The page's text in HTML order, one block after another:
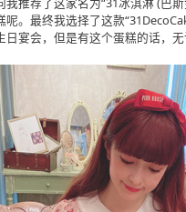
呢。最终我选择了这款
宴会，但是有这个蛋糕的话，无